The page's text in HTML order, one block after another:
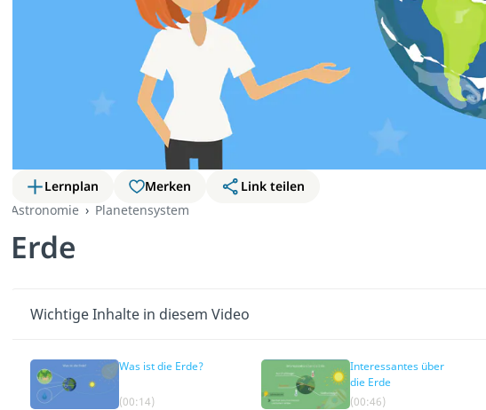
Lernplan Merken
Link teilen
Astronomie
Planetensystem
Erde
Wichtige Inhalte in diesem Video
Was ist die Erde?
(00:14)
Interessantes über
die Erde
(00:46)